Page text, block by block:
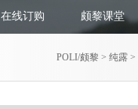
在线订购 颇黎课堂
POLI/颇黎 > 纯露 >